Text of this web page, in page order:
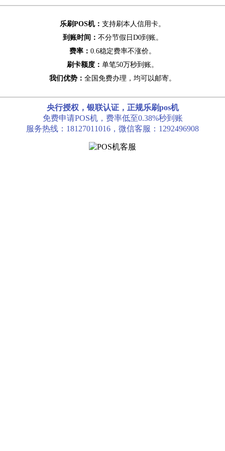
乐刷POS机： 支持刷本人信用卡。
到账时间： 不分节假日D0到账。
费率： 0.6稳定费率不涨价。
刷卡额度： 单笔50万秒到账。
我们优势： 全国免费办理，均可以邮寄。
央行授权，银联认证，正规乐刷pos机
免费申请POS机，费率低至0.38%秒到账
服务热线：18127011016，微信客服：1292496908